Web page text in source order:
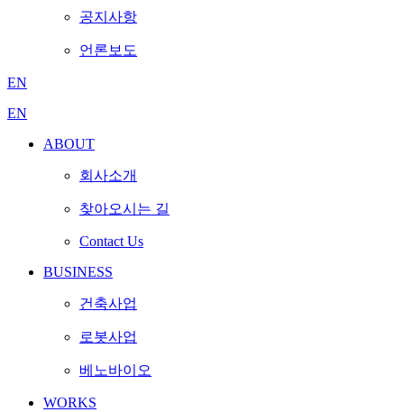
공지사항
언론보도
EN
EN
ABOUT
회사소개
찾아오시는 길
Contact Us
BUSINESS
건축사업
로봇사업
베노바이오
WORKS